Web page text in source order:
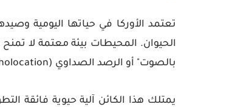
تعتمد الأوركا في حياتها اليومية
الحيوان. المحيطات بيئة معتمة لا
بالصوت" أو الرصد الصداوي (Echolocation)
يمتلك هذا الكائن آلية حيوية فائقة